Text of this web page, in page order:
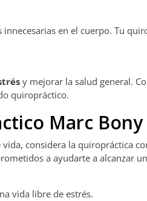
en el cuerpo. Tu
y mejorar la salud general.
quiropráctico.
Marc
considera la quiropráctica
a ayudarte a alcanzar
vida libre de estrés.